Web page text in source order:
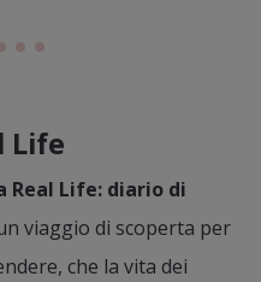
Life
Real Life: diario di
viaggio di scoperta per
che la vita dei